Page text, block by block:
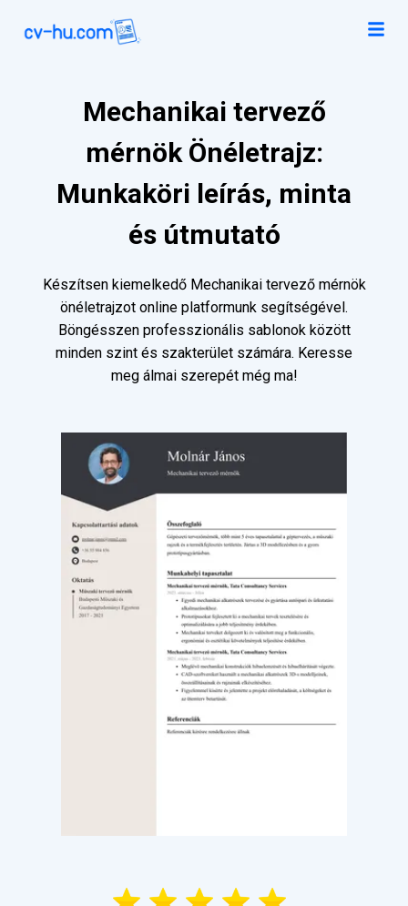
Mechanikai tervező
mérnök Önéletrajz:
Munkaköri leírás, minta
és útmutató
Készítsen kiemelkedő Mechanikai tervező mérnök
önéletrajzot online platformunk segítségével.
Böngésszen professzionális sablonok között
minden szint és szakterület számára. Keresse
meg álmai szerepét még ma!